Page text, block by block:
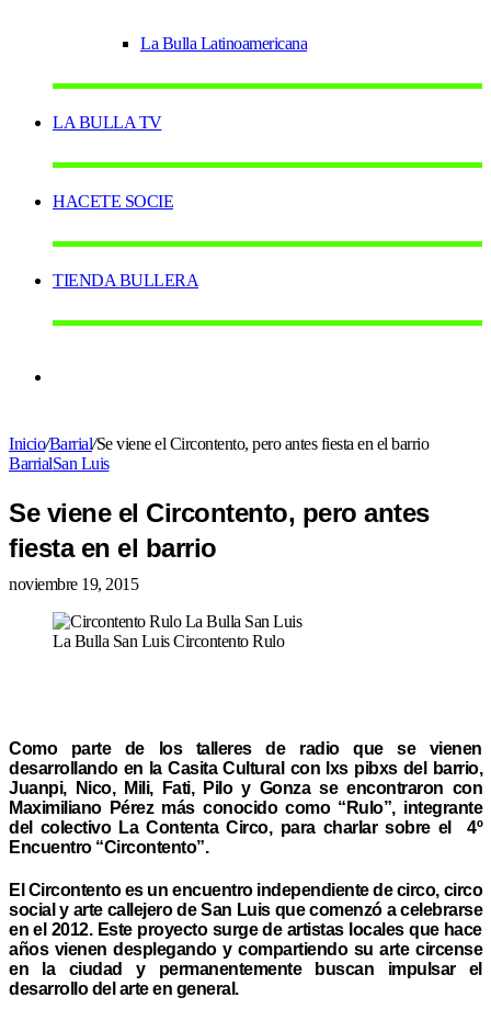
La Bulla Latinoamericana
LA BULLA TV
HACETE SOCIE
TIENDA BULLERA
skin
Inicio/Barrial/Se viene el Circontento, pero antes fiesta en el barrio
BarrialSan Luis
Se viene el Circontento, pero antes
fiesta en el barrio
noviembre 19, 2015
La Bulla San Luis Circontento Rulo
Como parte de los talleres de radio que se vienen
desarrollando en la Casita Cultural con lxs pibxs del barrio,
Juanpi, Nico, Mili, Fati, Pilo y Gonza se encontraron con
Maximiliano Pérez más conocido como “Rulo”, integrante
del colectivo La Contenta Circo, para charlar sobre el 4º
Encuentro “Circontento”.
El Circontento es un encuentro independiente de circo, circo
social y arte callejero de San Luis que comenzó a celebrarse
en el 2012. Este proyecto surge de artistas locales que hace
años vienen desplegando y compartiendo su arte circense
en la ciudad y permanentemente buscan impulsar el
desarrollo del arte en general.